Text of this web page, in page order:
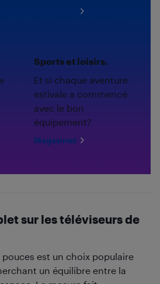
Sports et loisirs.
Et si chaque aventure
estivale a commencé
avec le bon
équipement?
Magasinez
sur les téléviseurs de
pouces est un choix populaire
un équilibre entre la